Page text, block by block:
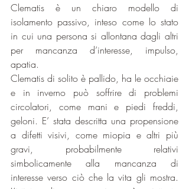
Clematis è un chiaro modello di
isolamento passivo, inteso come lo stato
in cui una persona si allontana dagli altri
per mancanza d’interesse, impulso,
apatia.
Clematis di solito è pallido, ha le occhiaie
e in inverno può soffrire di problemi
circolatori, come mani e piedi freddi,
geloni. E’ stata descritta una propensione
a difetti visivi, come miopia e altri più
gravi, probabilmente relativi
simbolicamente alla mancanza di
interesse verso ciò che la vita gli mostra.